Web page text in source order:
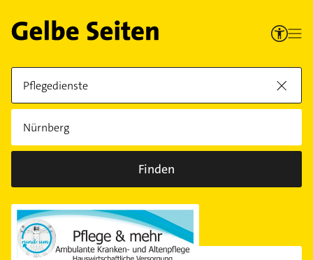
Finden